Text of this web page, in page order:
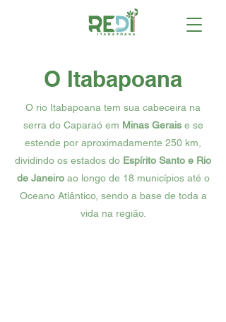
O Itabapoana
O rio Itabapoana tem sua cabeceira na
serra do Caparaó em Minas Geraise se
estende por aproximadamente 250 km,
dividindo os estados do Espírito Santo e Rio
de Janeiroao longo de 18 municípios até o
Oceano Atlântico, sendo a base de toda a
vida na região.